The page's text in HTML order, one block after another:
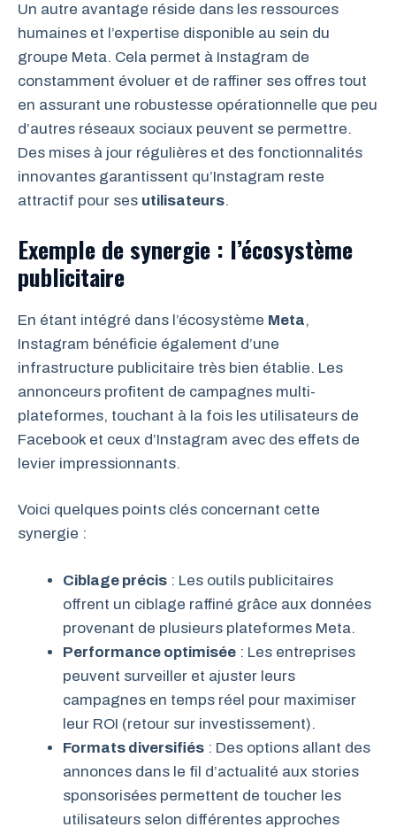
Un autre avantage réside dans les ressources
humaines et l’expertise disponible au sein du
groupe Meta. Cela permet à Instagram de
constamment évoluer et de raffiner ses offres tout
en assurant une robustesse opérationnelle que peu
d’autres réseaux sociaux peuvent se permettre.
Des mises à jour régulières et des fonctionnalités
innovantes garantissent qu’Instagram reste
attractif pour ses utilisateurs.
Exemple de synergie : l’écosystème
publicitaire
En étant intégré dans l’écosystème Meta,
Instagram bénéficie également d’une
infrastructure publicitaire très bien établie. Les
annonceurs profitent de campagnes multi-
plateformes, touchant à la fois les utilisateurs de
Facebook et ceux d’Instagram avec des effets de
levier impressionnants.
Voici quelques points clés concernant cette
synergie :
Ciblage précis : Les outils publicitaires
offrent un ciblage raffiné grâce aux données
provenant de plusieurs plateformes Meta.
Performance optimisée : Les entreprises
peuvent surveiller et ajuster leurs
campagnes en temps réel pour maximiser
leur ROI (retour sur investissement).
Formats diversifiés : Des options allant des
annonces dans le fil d’actualité aux stories
sponsorisées permettent de toucher les
utilisateurs selon différentes approches